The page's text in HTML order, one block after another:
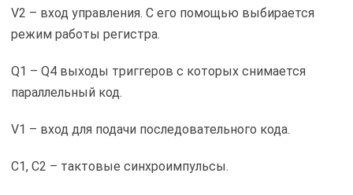
V2 – вход управления. С его помощью выбирается
режим работы регистра.
Q1 – Q4 выходы триггеров с которых снимается
параллельный код.
V1 – вход для подачи последовательного кода.
C1, C2 – тактовые синхроимпульсы.